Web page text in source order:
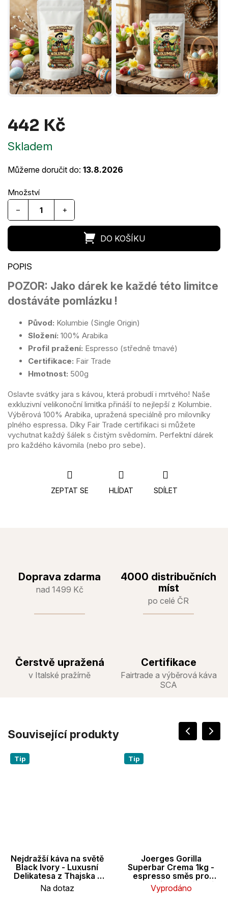
442 Kč
Skladem
Můžeme doručit do: 13.8.2026
+
−
POZOR: Jako dárek ke každé této limitce
dostáváte pomlázku !
Původ: Kolumbie (Single Origin)
Složení: 100% Arabika
Profil pražení: Espresso (středně tmavé)
Certifikace: Fair Trade
Hmotnost: 500g
Oslavte svátky jara s kávou, která probudí i mrtvého! Naše
exkluzivní velikonoční limitka přináší to nejlepší z Kolumbie.
Výběrová 100% Arabika, upražená speciálně pro milovníky
plného espressa. Díky Fair Trade certifikaci si můžete
vychutnat každý šálek s čistým svědomím. Perfektní dárek
pro každého kávomila (nebo pro sebe).
ZEPTAT SE HLÍDAT SDÍLET
Doprava zdarma
nad 1499 Kč
4000 distribučních
míst
po celé ČR
Čerstvě upražená
v Italské pražírně
Certifikace
Fairtrade a výběrová káva
SCA
Související produkty
Tip
Nejdražší káva na světě
Black Ivory - Luxusní
Delikatesa z Thajska -
35g
Na dotaz
Tip
Joerges Gorilla
Superbar Crema 1kg -
espresso směs pro
automatické a pákové
kávovary
Vyprodáno